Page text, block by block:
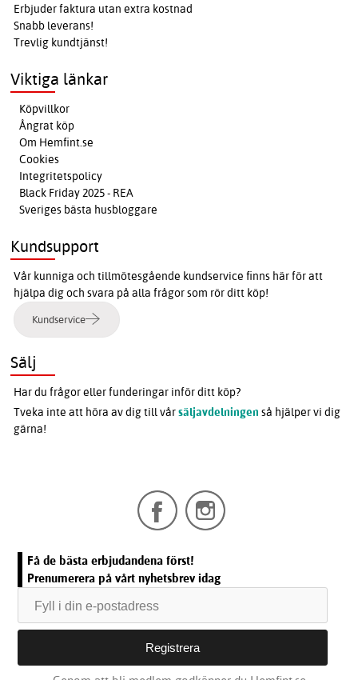
Erbjuder faktura utan extra kostnad
Snabb leverans!
Trevlig kundtjänst!
Viktiga länkar
Köpvillkor
Ångrat köp
Om Hemfint.se
Cookies
Integritetspolicy
Black Friday 2025 - REA
Sveriges bästa husbloggare
Kundsupport
Vår kunniga och tillmötesgående kundservice finns här för att
hjälpa dig och svara på alla frågor som rör ditt köp!
Kundservice
Sälj
Har du frågor eller funderingar inför ditt köp?
Tveka inte att höra av dig till vårsäljavdelningen så hjälper vi dig
gärna!
Få de bästa erbjudandena först!
Prenumerera på vårt nyhetsbrev idag